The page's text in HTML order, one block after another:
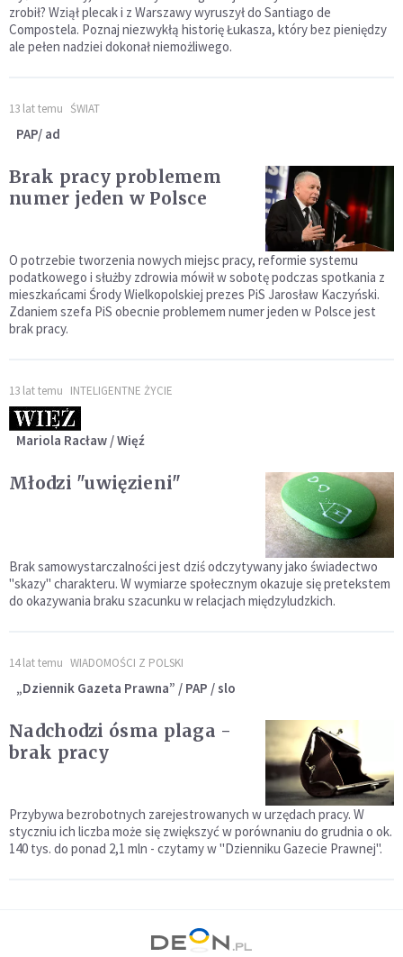
zrobił? Wziął plecak i z Warszawy wyruszył do Santiago de
Compostela. Poznaj niezwykłą historię Łukasza, który bez pieniędzy
ale pełen nadziei dokonał niemożliwego.
13 lat temu ŚWIAT
PAP/ ad
Brak pracy problemem
numer jeden w Polsce
O potrzebie tworzenia nowych miejsc pracy, reformie systemu
podatkowego i służby zdrowia mówił w sobotę podczas spotkania z
mieszkańcami Środy Wielkopolskiej prezes PiS Jarosław Kaczyński.
Zdaniem szefa PiS obecnie problemem numer jeden w Polsce jest
brak pracy.
13 lat temu INTELIGENTNE ŻYCIE
Mariola Racław / Więź
Młodzi "uwięzieni"
Brak samowystarczalności jest dziś odczytywany jako świadectwo
"skazy" charakteru. W wymiarze społecznym okazuje się pretekstem
do okazywania braku szacunku w relacjach międzyludzkich.
14 lat temu WIADOMOŚCI Z POLSKI
„Dziennik Gazeta Prawna” / PAP / slo
Nadchodzi ósma plaga -
brak pracy
Przybywa bezrobotnych zarejestrowanych w urzędach pracy. W
styczniu ich liczba może się zwiększyć w porównaniu do grudnia o ok.
140 tys. do ponad 2,1 mln - czytamy w "Dzienniku Gazecie Prawnej".